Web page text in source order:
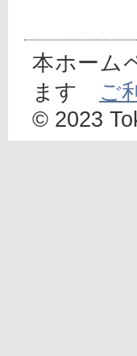
本ホーム
ます ご
© 2023